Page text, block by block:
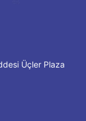
Üçler Plaza